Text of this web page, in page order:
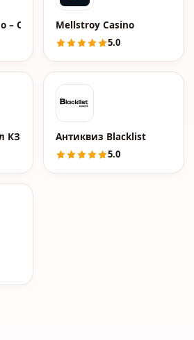
– Официальный сайт 1Вин Казино
Mellstroy Casino
5.0
КЗ
Антиквиз Blacklist
5.0